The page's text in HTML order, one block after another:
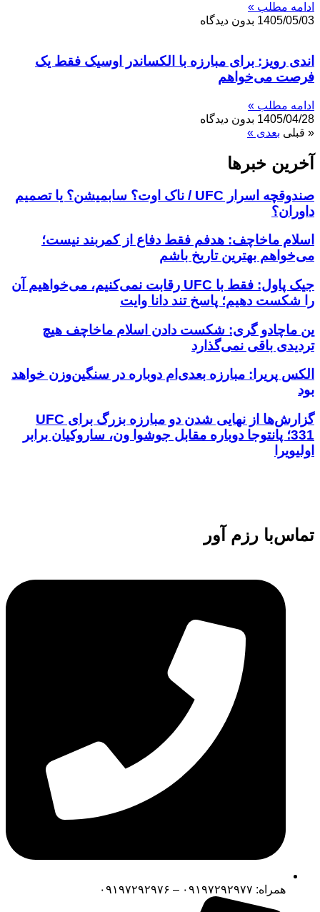
ادامه مطلب »
1405/05/03 بدون دیدگاه
اندی رویز: برای مبارزه با الکساندر اوسیک فقط یک
فرصت می‌خواهم
ادامه مطلب »
1405/04/28 بدون دیدگاه
« قبلی بعدی »
آخرین خبر‌‌ها
صندوقچه اسرار UFC / ناک اوت؟ سابمیشن؟ یا تصمیم
داوران؟
اسلام ماخاچف: هدفم فقط دفاع از کمربند نیست؛
می‌خواهم بهترین تاریخ باشم
جیک پاول: فقط با UFC رقابت نمی‌کنیم، می‌خواهیم آن
را شکست دهیم؛ پاسخ تند دانا وایت
ین ماچادو گری: شکست دادن اسلام ماخاچف هیچ
تردیدی باقی نمی‌گذارد
الکس پریرا: مبارزه بعدی‌ام دوباره در سنگین‌وزن خواهد
بود
گزارش‌ها از نهایی شدن دو مبارزه بزرگ برای UFC
331؛ پانتوجا دوباره مقابل جوشوا ون، ساروکیان برابر
اولیویرا
تماس‌با رزم آور
همراه: ۰۹۱۹۷۲۹۲۹۷۷ – ۰۹۱۹۷۲۹۲۹۷۶